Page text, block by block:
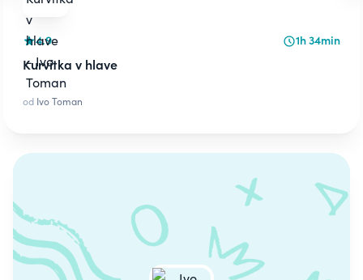
4.9 1h 34min
Kurvítka v hlave
od Ivo Toman